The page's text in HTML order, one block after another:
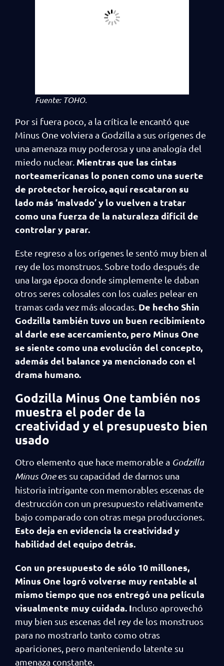
Fuente: TOHO.
Por si fuera poco, a la crítica le encantó que
Minus One volviera a Godzilla a sus orígenes de
una amenaza muy poderosa y una analogía del
miedo nuclear. Mientras que las cintas
norteamericanas lo ponen como una suerte
de protector heroíco, aquí rescataron su
lado más ‘malvado’ y lo vuelven a tratar
como una fuerza de la naturaleza difícil de
controlar y parar.
Este regreso a los orígenes le sentó muy bien al
rey de los monstruos. Sobre todo después de
una larga época donde simplemente le daban
otros seres colosales con los cuales pelear en
tramas cada vez más alocadas. De hecho Shin
Godzilla también tuvo un buen recibimiento
al darle ese acercamiento, pero Minus One
se siente como una evolución del concepto,
además del balance ya mencionado con el
drama humano.
Godzilla Minus One también nos
muestra el poder de la
creatividad y el presupuesto bien
usado
Otro elemento que hace memorable a Godzilla
Minus Onees su capacidad de darnos una
historia intrigante con memorables escenas de
destrucción con un presupuesto relativamente
bajo comparado con otras mega producciones.
Esto deja en evidencia la creatividad y
habilidad del equipo detrás.
Con un presupuesto de sólo 10 millones,
Minus One logró volverse muy rentable al
mismo tiempo que nos entregó una película
visualmente muy cuidada. Incluso aprovechó
muy bien sus escenas del rey de los monstruos
para no mostrarlo tanto como otras
apariciones, pero manteniendo latente su
amenaza constante.